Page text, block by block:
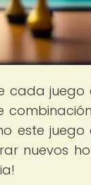
cada
este
nuevos